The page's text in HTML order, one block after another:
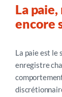
Lapaie,
encore
La paie est le
enregistre